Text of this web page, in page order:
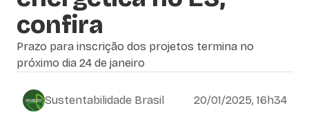
confira
Prazo para inscrição dos projetos termina no
próximo dia 24 de janeiro
Sustentabilidade Brasil 20/01/2025, 16h34